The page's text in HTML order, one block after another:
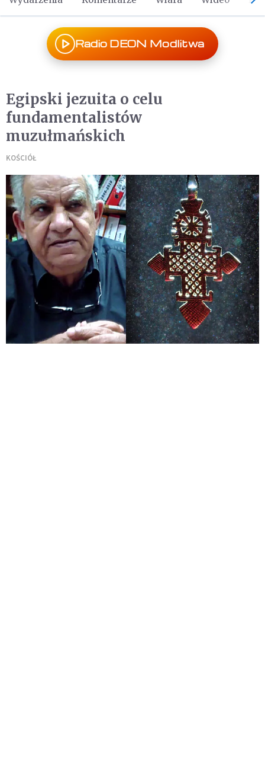
Radio DEON Modlitwa
Egipski jezuita o celu
fundamentalistów
muzułmańskich
KOŚCIÓŁ